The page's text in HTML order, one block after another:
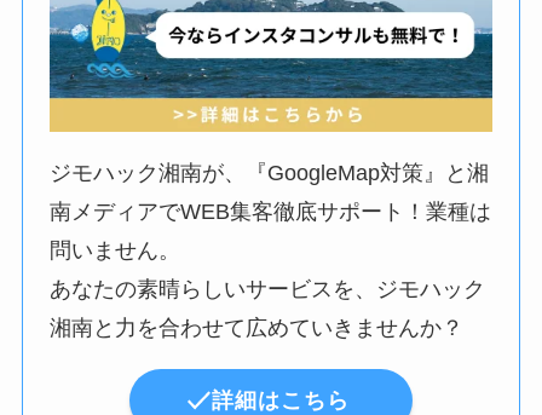
ジモハック湘南が、『GoogleMap対策』と湘
南メディアでWEB集客徹底サポート！業種は
問いません。
あなたの素晴らしいサービスを、ジモハック
湘南と力を合わせて広めていきませんか？
詳細はこちら